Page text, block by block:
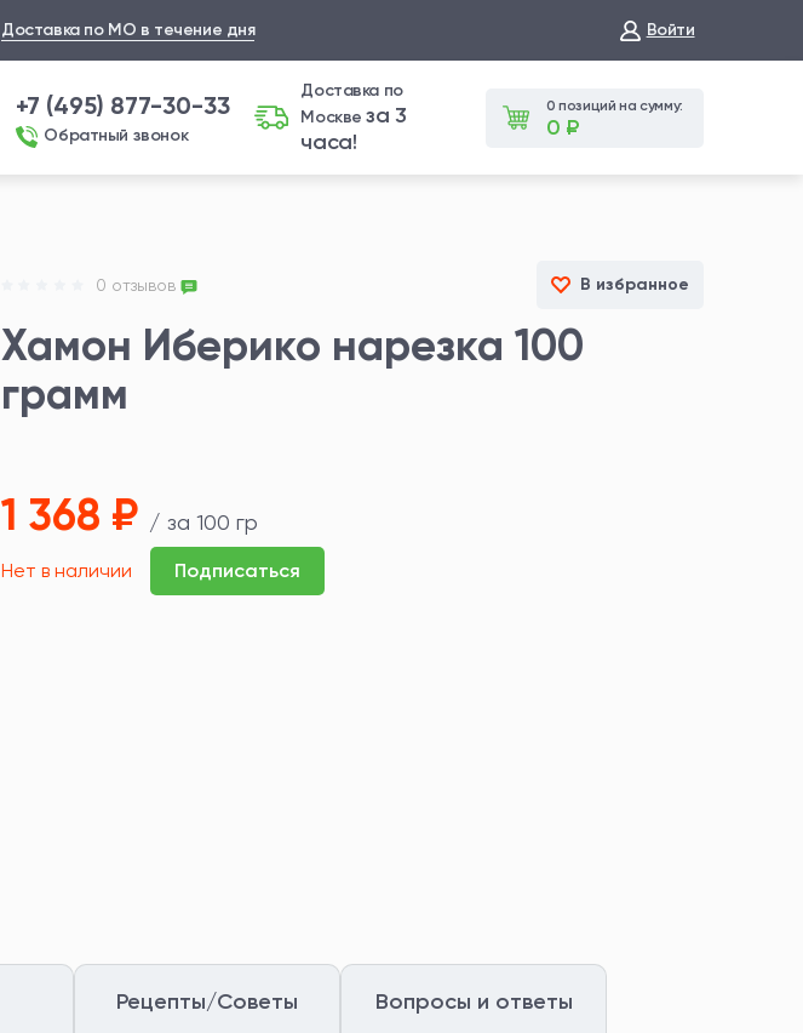
Доставка по МО в течение дня Войти
+7 (495) 877-30-33
Обратный звонок
Доставка по
Москвеза 3
часа!
0 позиций на сумму:
0 ₽
0 отзывов В избранное
Хамон Иберико нарезка 100
грамм
1 368 ₽ / за 100 гр
Нет в наличии Подписаться
Рецепты/Советы Вопросы и ответы